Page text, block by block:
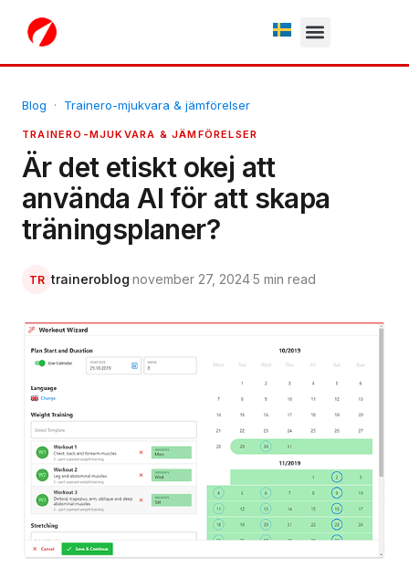
Blog · Trainero-mjukvara & jämförelser
TRAINERO-MJUKVARA & JÄMFÖRELSER
Är det etiskt okej att
använda AI för att skapa
träningsplaner?
TR traineroblog·november 27, 2024·5 min read